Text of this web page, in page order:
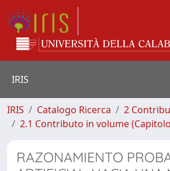
IRIS
IRIS Catalogo Ricerca
2
2.1 Contributo in volume
RAZONAMIENTO